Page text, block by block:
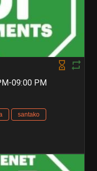
09:00 PM
santako